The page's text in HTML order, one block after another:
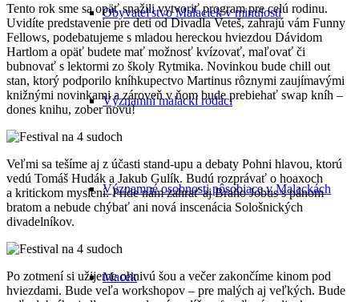
Obyvateľstvo Malaciek v minulosti
Významní malackí rodáci
Významné osobnosti pôsobiace v Malackách
Macek
Tento rok sme sa opäť snažili vytvoriť program pre celú rodinu.
Uvidíte predstavenie pre deti od Divadla Veteš, zahrajú vám Funny
Fellows, podebatujeme s mladou hereckou hviezdou Dávidom
Hartlom a opäť budete mať možnosť kvízovať, maľovať či
bubnovať s lektormi zo školy Rytmika. Novinkou bude chill out
stan, ktorý podporilo kníhkupectvo Martinus rôznymi zaujímavými
knižnými novinkami a zároveň v ňom bude prebiehať swap kníh –
dones knihu, zober novú!
Veľmi sa tešíme aj z účasti stand-upu a debaty Pohni hlavou, ktorú
vedú Tomáš Hudák a Jakub Gulík. Budú rozprávať o hoaxoch
a kritickom myslení. Príde nám zahrať aj Braňo Jobus s pánom
bratom a nebude chýbať ani nová inscenácia Sološnických
divadelníkov.
Po zotmení si užijeme ohnivú šou a večer zakončíme kinom pod
hviezdami. Bude veľa workshopov – pre malých aj veľkých. Bude